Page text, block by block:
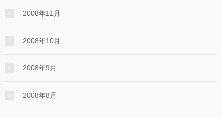
2008年11月
2008年10月
2008年9月
2008年8月